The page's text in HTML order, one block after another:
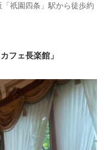
祇園四条」駅から徒歩約
フェ長楽館」